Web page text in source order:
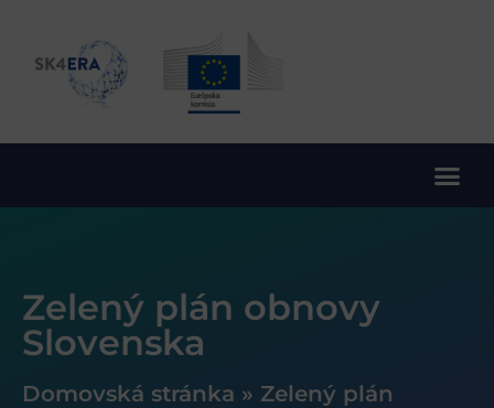
Zelený plán obnovy
Slovenska
Domovská stránka » Zelený plán